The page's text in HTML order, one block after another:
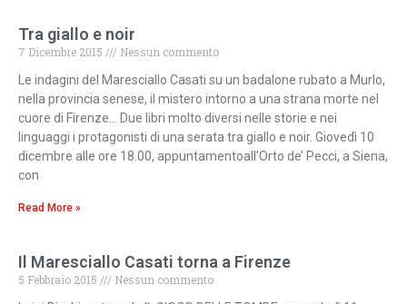
Tra giallo e noir
7 Dicembre 2015
Nessun commento
Le indagini del Maresciallo Casati su un badalone rubato a Murlo,
nella provincia senese, il mistero intorno a una strana morte nel
cuore di Firenze… Due libri molto diversi nelle storie e nei
linguaggi i protagonisti di una serata tra giallo e noir. Giovedì 10
dicembre alle ore 18.00, appuntamentoall’Orto de’ Pecci, a Siena,
con
Read More »
Il Maresciallo Casati torna a Firenze
5 Febbraio 2015
Nessun commento